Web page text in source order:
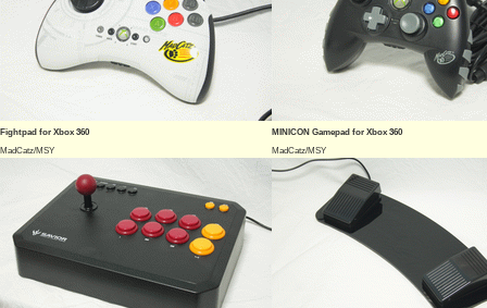
Fightpad for Xbox 360
MadCatz/MSY
MINICON Gamepad for Xbox 360
MadCatz/MSY